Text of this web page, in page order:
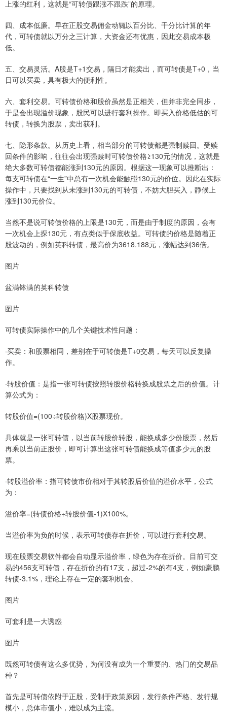
上涨的红利，这就是“可转债跟涨不跟跌”的原理。
四、成本低廉。早在正股交易佣金动辄以百分比、千分比计算的年
代，可转债就以万分之三计算，大资金还有优惠，因此交易成本极
低。
五、交易灵活。A股是T+1交易，隔日才能卖出，而可转债是T+0，当
日可以买卖，具有极大的便利性。
六、套利交易。可转债价格和股价虽然是正相关，但并非完全同步，
于是会出现溢价现象，股民可以进行套利操作。即买入价格低估的可
转债，转换为股票，卖出获利。
七、隐形条款。从历史上看，相当部分的可转债都是强制赎回。受赎
回条件的影响，往往会出现强赎时可转债价格≥130元的情况，这就是
绝大多数可转债都能涨到130元的原因。根据这一现象可以推断出：
每支可转债在“一生”中总有一次机会能触碰130元的价位。因此在实际
操作中，只要找到从未涨到130元的可转债，不妨大胆买入，静候上
涨到130元价位。
当然不是说可转债价格的上限是130元，而是由于制度的原因，会有
一次机会上探130元，有点类似于保底收益。可转债的价格是随着正
股波动的，例如英科转债，最高价为3618.188元，涨幅达到36倍。
图片
盆满钵满的英科转债
图片
可转债实际操作中的几个关键技术性问题：
·买卖：和股票相同，差别在于可转债是T+0交易，每天可以反复操
作。
·转股价值：是指一张可转债按照转股价格转换成股票之后的价值。计
算公式为：
转股价值=(100÷转股价格)X股票现价。
具体就是一张可转债，以当前转股价转股，能换成多少份股票，然后
再乘以当前正股价，即可计算出这张可转债能换成等值多少元的股
票。
·转股溢价率：指可转债市价相对于其转股后价值的溢价水平，公式
为：
溢价率=(转债价格÷转股价值-1)X100%。
当溢价率为负的时候，表示可转债存在折价，可以进行套利交易。
现在股票交易软件都会自动显示溢价率，绿色为存在折价。目前可交
易的456支可转债，存在折价的有17支，超过-2%的有4支，例如豪鹏
转债-3.1%，理论上存在一定的套利机会。
图片
可套利是一大诱惑
图片
既然可转债有这么多优势，为何没有成为一个重要的、热门的交易品
种？
首先是可转债依附于正股，受制于政策原因，发行条件严格、发行规
模小，总体市值小，难以成为主流。